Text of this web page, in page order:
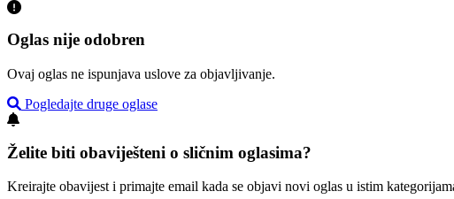
Oglas nije odobren
Ovaj oglas ne ispunjava uslove za objavljivanje.
Pogledajte druge oglase
Želite biti obaviješteni o sličnim oglasima?
Kreirajte obavijest i primajte email kada se objavi novi oglas u istim